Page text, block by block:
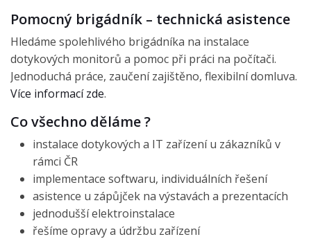
Pomocný brigádník – technická asistence
Hledáme spolehlivého brigádníka na instalace
dotykových monitorů a pomoc při práci na počítači.
Jednoduchá práce, zaučení zajištěno, flexibilní domluva.
Více informací zde.
Co všechno děláme ?
instalace dotykových a IT zařízení u zákazníků v
rámci ČR
implementace softwaru, individuálních řešení
asistence u zápůjček na výstavách a prezentacích
jednodušší elektroinstalace
řešíme opravy a údržbu zařízení